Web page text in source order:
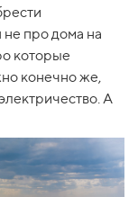
про дома на
которые
конечно же,
А